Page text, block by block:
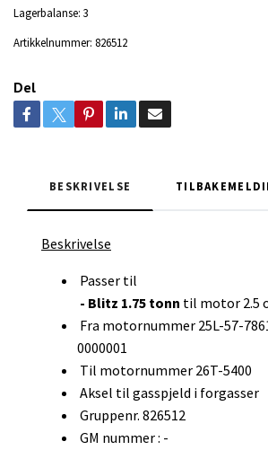
Lagerbalanse: 3
Artikkelnummer: 826512
Del
BESKRIVELSE
Beskrivelse
Passer til
- Blitz 1.75 tonn til motor 2.5
Fra motornummer 25L-57-
0000001
Til motornummer 26T-5400
Aksel til gasspjeld i forgasser
Gruppenr. 826512
GM nummer : -